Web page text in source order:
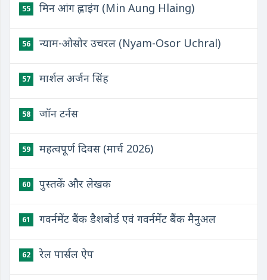
55 मिन आंग ह्लाइंग (Min Aung Hlaing)
56 न्याम-ओसोर उचरल (Nyam-Osor Uchral)
57 मार्शल अर्जन सिंह
58 जॉन टर्नस
59 महत्वपूर्ण दिवस (मार्च 2026)
60 पुस्तकें और लेखक
61 गवर्नमेंट बैंक डैशबोर्ड एवं गवर्नमेंट बैंक मैनुअल
62 रेल पार्सल ऐप